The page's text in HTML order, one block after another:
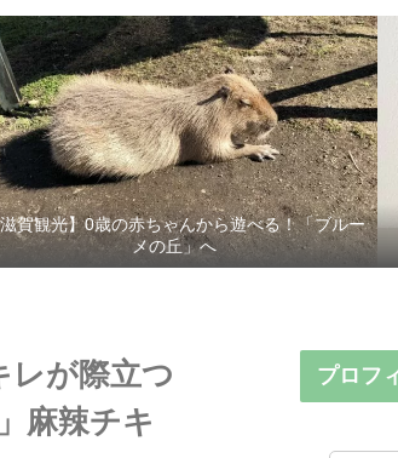
賀観光】0歳の赤ちゃんから遊べる！「ブルー
メの丘」へ
レが際立つ
麻辣チキ
プロフ